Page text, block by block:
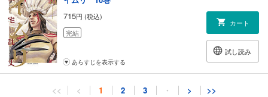
715円 (税込)
完結
カート
試し読み
あらすじを表示する
イムリ 11巻
<< < 1 2 3 ・ > >>